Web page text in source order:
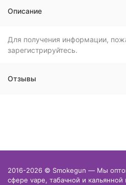
Описание
Для получения информации,
зарегистрируйтесь.
Отзывы
2016-2026 © Smokegun — Мы
сфере vape, табачной и